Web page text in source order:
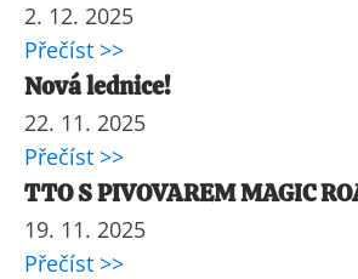
2. 12. 2025
Přečíst >>
Nová lednice!
22. 11. 2025
Přečíst >>
TTO S PIVOVAREM MAGIC
19. 11. 2025
Přečíst >>